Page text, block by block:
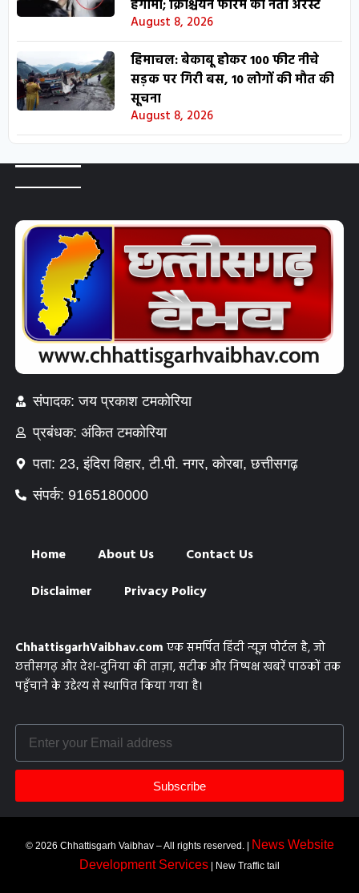
हंगामा; क्रिश्चियन फोरम का नेता अरेस्ट
August 8, 2026
हिमाचल: बेकाबू होकर 100 फीट नीचे
सड़क पर गिरी बस, 10 लोगों की मौत की
सूचना
August 8, 2026
संपादक: जय प्रकाश टमकोरिया
प्रबंधक: अंकित टमकोरिया
पता: 23, इंदिरा विहार, टी.पी. नगर, कोरबा, छत्तीसगढ़
संपर्क: 9165180000
Home About Us
Contact Us
Disclaimer
Privacy Policy
ChhattisgarhVaibhav.com एक समर्पित हिंदी न्यूज़ पोर्टल है, जो
छत्तीसगढ़ और देश-दुनिया की ताज़ा, सटीक और निष्पक्ष खबरें पाठकों तक
पहुँचाने के उद्देश्य से स्थापित किया गया है।
Subscribe
© 2026 Chhattisgarh Vaibhav – All rights reserved. |
News Website
Development Services | New Traffic tail